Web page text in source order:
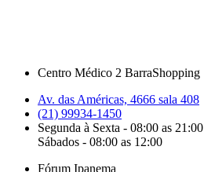
Centro Médico 2 BarraShopping
Av. das Américas, 4666 sala 408
(21) 99934-1450
Segunda à Sexta - 08:00 as 21:00
Sábados - 08:00 as 12:00
Fórum Ipanema